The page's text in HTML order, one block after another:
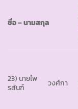
ชื่อ – นามสกุล
23) นายไพ
รสันฑ์
วงศ์กา